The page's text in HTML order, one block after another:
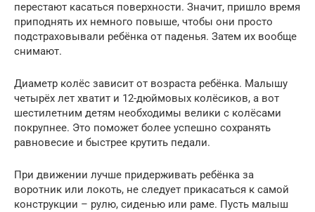
перестают касаться поверхности. Значит, пришло время
приподнять их немного повыше, чтобы они просто
подстраховывали ребёнка от паденья. Затем их вообще
снимают.
Диаметр колёс зависит от возраста ребёнка. Малышу
четырёх лет хватит и 12-дюймовых колёсиков, а вот
шестилетним детям необходимы велики с колёсами
покрупнее. Это поможет более успешно сохранять
равновесие и быстрее крутить педали.
При движении лучше придерживать ребёнка за
воротник или локоть, не следует прикасаться к самой
конструкции – рулю, сиденью или раме. Пусть малыш